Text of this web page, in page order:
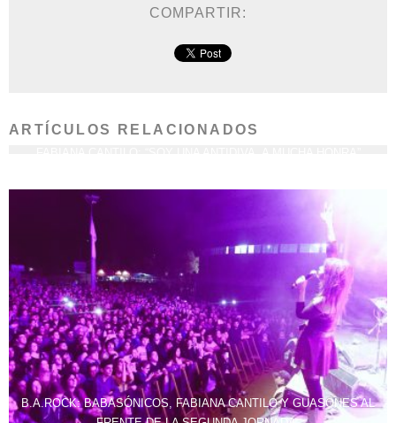
COMPARTIR:
ARTÍCULOS RELACIONADOS
B.A.ROCK: BABASÓNICOS, FABIANA CANTILO Y GUASONES AL